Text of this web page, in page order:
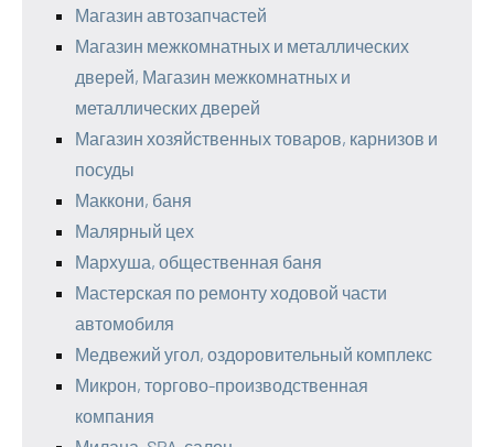
Магазин автозапчастей
Магазин межкомнатных и металлических
дверей, Магазин межкомнатных и
металлических дверей
Магазин хозяйственных товаров, карнизов и
посуды
Маккони, баня
Малярный цех
Мархуша, общественная баня
Мастерская по ремонту ходовой части
автомобиля
Медвежий угол, оздоровительный комплекс
Микрон, торгово-производственная
компания